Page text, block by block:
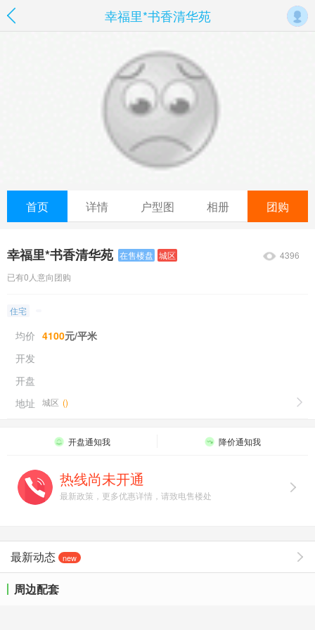
幸福里*书香清华苑
首页 详情 户型图 相册 团购
4396
幸福里*书香清华苑 在售楼盘 城区
已有0人意向团购
住宅
均价 4100元/平米
开发
开盘
地址
城区 ()
开盘通知我 降价通知我
热线尚未开通
最新政策，更多优惠详情，请致电售楼处
最新动态 new
周边配套